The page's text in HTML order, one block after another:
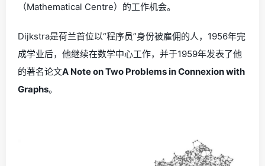
（Mathematical Centre）的工作机会。
Dijkstra是荷兰首位以“程序员”身份被雇佣的人，1956年完
成学业后，他继续在数学中心工作，并于1959年发表了他
的著名论文A Note on Two Problems in Connexion with
Graphs。